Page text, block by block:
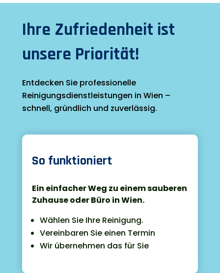
Ihre Zufriedenheit ist
unsere Priorität!
Entdecken Sie professionelle
Reinigungsdienstleistungen in Wien –
schnell, gründlich und zuverlässig.
So funktioniert
Ein einfacher Weg zu einem sauberen
Zuhause oder Büro in Wien.
Wählen Sie Ihre Reinigung.
Vereinbaren Sie einen Termin
Wir übernehmen das für Sie